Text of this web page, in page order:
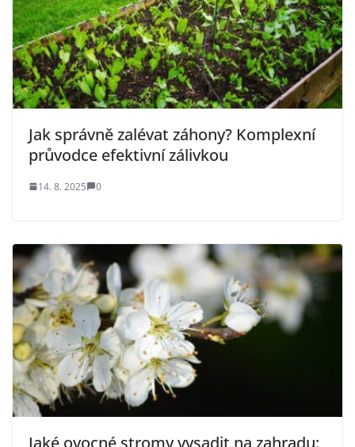
Jak správně zalévat záhony? Komplexní
průvodce efektivní zálivkou
14. 8. 2025 0